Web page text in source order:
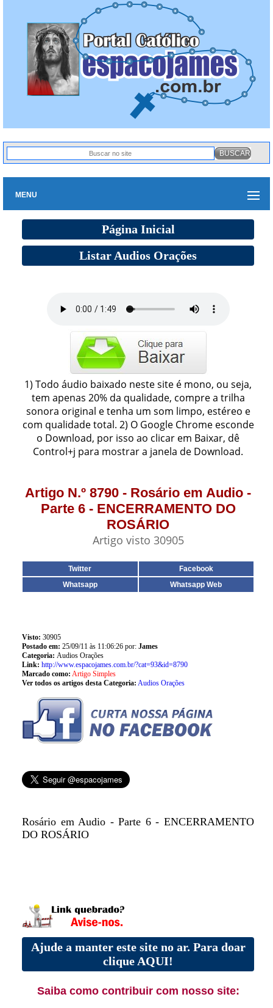
MENU
Página Inicial
Listar Audios Orações
1) Todo áudio baixado neste site é mono, ou seja,
tem apenas 20% da qualidade, compre a trilha
sonora original e tenha um som limpo, estéreo e
com qualidade total. 2) O Google Chrome esconde
o Download, por isso ao clicar em Baixar, dê
Control+j para mostrar a janela de Download.
Artigo N.º 8790 - Rosário em Audio -
Parte 6 - ENCERRAMENTO DO
ROSÁRIO
Artigo visto 30905
Twitter
Facebook
Whatsapp
Whatsapp Web
Visto: 30905
Postado em: 25/09/11 às 11:06:26 por: James
Categoria: Audios Orações
Link: http://www.espacojames.com.br/?cat=93&id=8790
Marcado como: Artigo Simples
Ver todos os artigos desta Categoria: Audios Orações
Rosário em Audio - Parte 6 - ENCERRAMENTO
DO ROSÁRIO
Ajude a manter este site no ar. Para doar
clique AQUI!
Saiba como contribuir com nosso site: